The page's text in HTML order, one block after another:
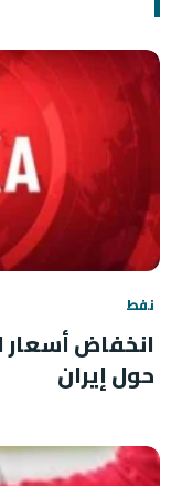
نفط
انخفاض أسعار
حول إيران